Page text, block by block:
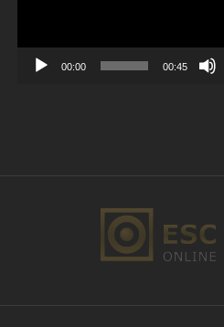
00:00 00:45